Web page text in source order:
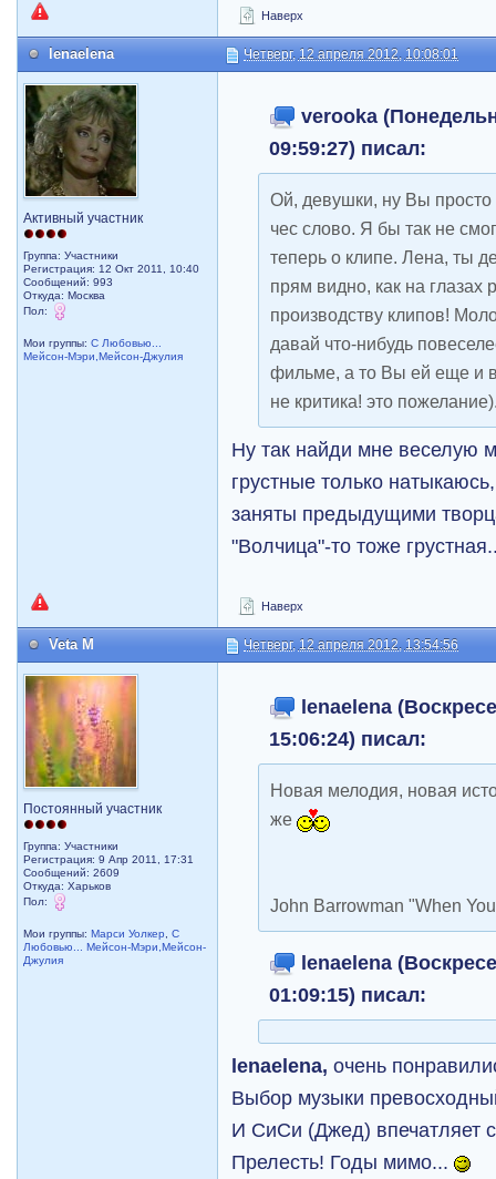
Наверх
lenaelena Четверг, 12 апреля 2012, 10:08:01
Активный участник
Группа: Участники
Регистрация: 12 Окт 2011, 10:40
Сообщений: 993
Откуда: Москва
Пол:
Мои группы:С Любовью...
Мейсон-Мэри,Мейсон-Джулия
verooka
09:59:27) писал:
Ой, девушки, ну Вы просто
чес слово. Я бы так не
теперь о клипе. Лена, ты
прям видно, как на глазах
производству клипов!
давай что-нибудь
фильме, а то Вы ей еще и в
не критика! это
Ну так найди мне веселую
грустные только
заняты предыдущими
"Волчица"-то тоже
Наверх
Veta M Четверг, 12 апреля 2012, 13:54:56
Постоянный участник
Группа: Участники
Регистрация: 9 Апр 2011, 17:31
Сообщений: 2609
Откуда: Харьков
Пол:
Мои группы:Марси Уолкер ,С
Любовью... Мейсон-Мэри,Мейсон-
Джулия
lenaelena
15:06:24) писал:
Новая мелодия, новая
же
John Barrowman "When
lenaelena
01:09:15) писал:
lenaelena, очень
Выбор музыки
И СиСи (Джед) впечатляет
Прелесть! Годы мимо...